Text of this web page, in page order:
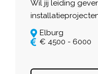
Wil jij leiding
Elburg
€ 4500 - 6000